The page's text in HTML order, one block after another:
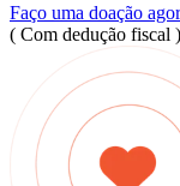
Faço uma doação
( Com dedução fiscal )